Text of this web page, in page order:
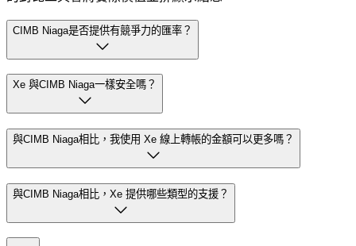
CIMB Niaga是否提供有競爭力的匯率？
Xe 與CIMB Niaga一樣安全嗎？
與CIMB Niaga相比，我使用 Xe 線上轉帳的金額可以更多嗎？
與CIMB Niaga相比，Xe 提供哪些類型的支援？